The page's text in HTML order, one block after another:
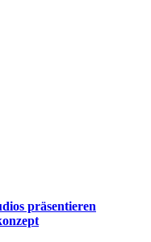
präsentieren